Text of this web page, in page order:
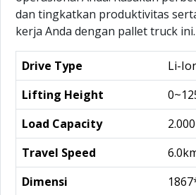
dan tingkatkan produktivitas
kerja Anda dengan pallet truck ini.
Drive Type
Li-
Lifting Height
Load Capacity
Travel Speed
Dimensi